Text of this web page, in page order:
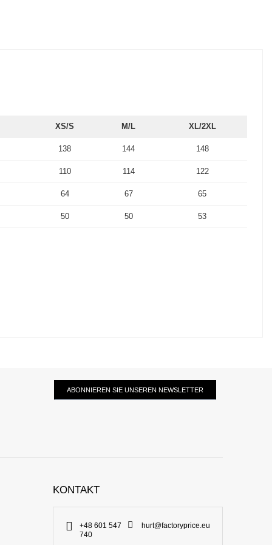
XS/S M/L XL/2XL
138 144 148
110 114 122
64 67 65
50 50 53
ABONNIEREN SIE UNSEREN NEWSLETTER
KONTAKT
+48 601 547
740
hurt@factoryprice.eu